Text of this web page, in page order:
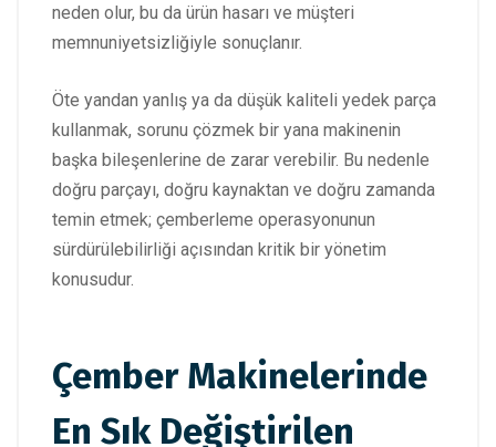
neden olur, bu da ürün hasarı ve müşteri
memnuniyetsizliğiyle sonuçlanır.
Öte yandan yanlış ya da düşük kaliteli yedek parça
kullanmak, sorunu çözmek bir yana makinenin
başka bileşenlerine de zarar verebilir. Bu nedenle
doğru parçayı, doğru kaynaktan ve doğru zamanda
temin etmek; çemberleme operasyonunun
sürdürülebilirliği açısından kritik bir yönetim
konusudur.
Çember Makinelerinde
En Sık Değiştirilen